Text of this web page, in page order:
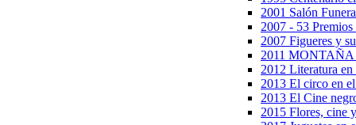
2001 Salón
2007 - 53 Premios
2007 Figueres y
2011 MONTAÑA
2012 Literatura en
2013 El circo en
2013 El Cine
2015 Flores, cine